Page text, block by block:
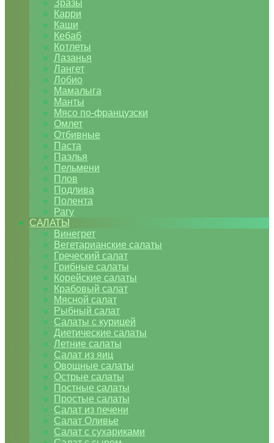
Зразы
Карри
Каши
Кебаб
Котлеты
Лазанья
Лангет
Лобио
Мамалыга
Манты
Мясо по-французски
Омлет
Отбивные
Паста
Паэлья
Пельмени
Плов
Подлива
Полента
Рагу
САЛАТЫ
Винегрет
Вегетарианские салаты
Греческий салат
Грибные салаты
Корейские салаты
Крабовый салат
Мясной салат
Рыбный салат
Салаты с курицей
Диетические салаты
Летние салаты
Салат из яиц
Овощные салаты
Острые салаты
Постные салаты
Простые салаты
Салат из печени
Салат Оливье
Салат с сухариками